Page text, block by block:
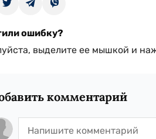
ошибку?
выделите ее мышкой и
комментарий